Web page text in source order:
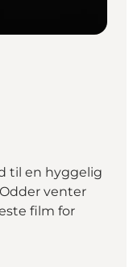
til en hyggelig
venter
film for